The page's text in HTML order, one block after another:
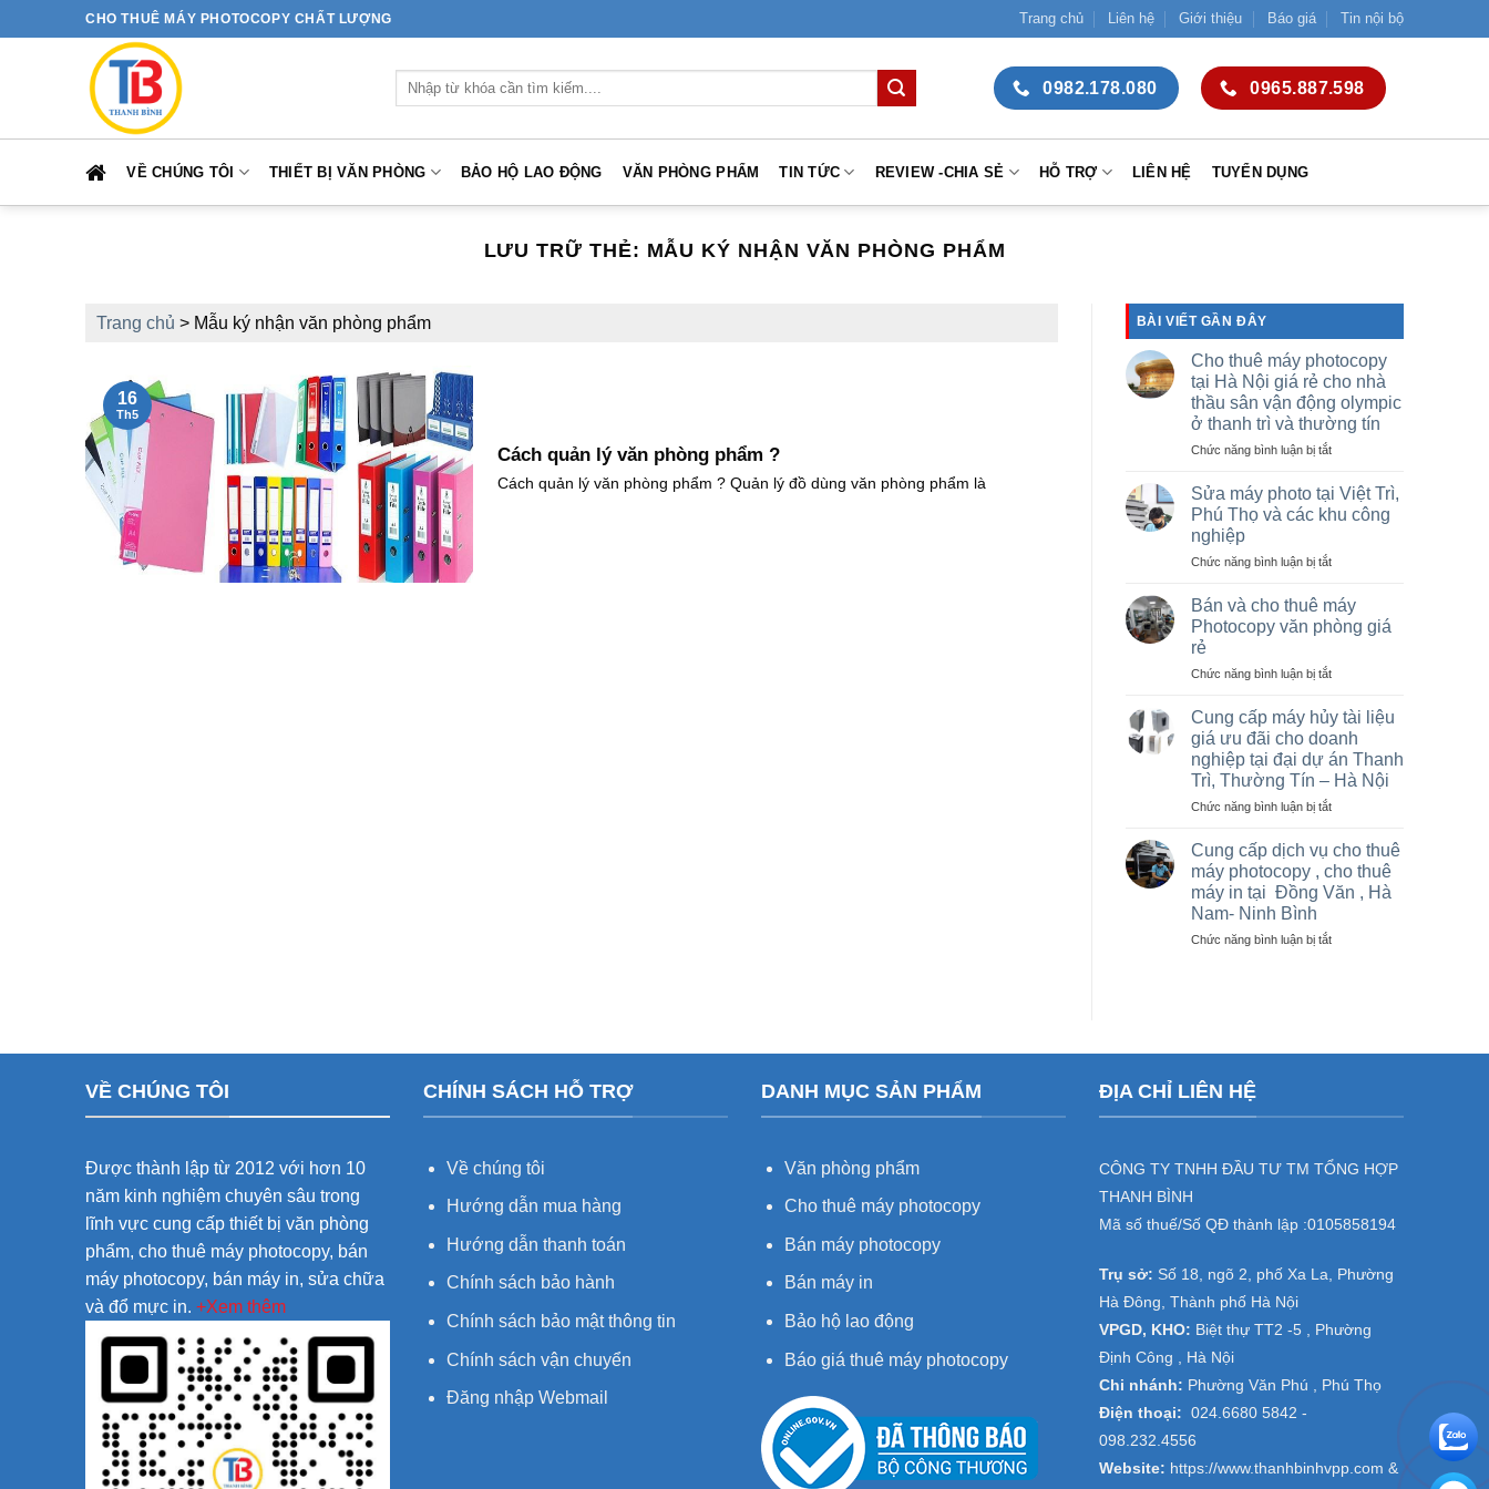
qua
CHO THUÊ MÁY PHOTOCOPY CHẤT LƯỢNG Trang chủ Liên hệ Giới thiệu Báo giá Tin nội bộ
Tìm
kiếm:
0982.178.080 0965.887.598
VỀ CHÚNG TÔI THIẾT BỊ VĂN PHÒNG BẢO HỘ LAO ĐỘNG VĂN PHÒNG PHẨM TIN TỨC REVIEW -CHIA SẺ HỖ TRỢ LIÊN HỆ TUYỂN DỤNG
LƯU TRỮ THẺ: MẪU KÝ NHẬN VĂN PHÒNG PHẨM
Trang chủ > Mẫu ký nhận văn phòng phẩm
Cách quản lý văn phòng phẩm ?
Cách quản lý văn phòng phẩm ? Quản lý đồ dùng văn phòng phẩm là
16
Th5
BÀI VIẾT GẦN ĐÂY
Cho thuê máy photocopy
tại Hà Nội giá rẻ cho nhà
thầu sân vận động olympic
ở thanh trì và thường tín
Chức năng bình luận bị tắtở
thuê
máy
photocopy
Hà
giá
rẻ
cho
thầu
vận
động
olympic
ở
thanh
trì
thường
tín
Sửa máy photo tại Việt Trì,
Phú Thọ và các khu công
nghiệp
Chức năng bình luận bị tắtở
máy
photo
tại
Trì,
Thọ
và
các
khu
công
nghiệp
Bán và cho thuê máy
Photocopy văn phòng giá
rẻ
Chức năng bình luận bị tắtở
cho
thuê
máy
Photocopy
văn
giá
rẻ
Cung cấp máy hủy tài liệu
giá ưu đãi cho doanh
nghiệp tại đại dự án Thanh
Trì, Thường Tín – Hà Nội
Chức năng bình luận bị tắtở
cấp
máy
hủy
tài
giá
Thường
Hà
Cung cấp dịch vụ cho thuê
máy photocopy , cho thuê
máy in tại Đồng Văn , Hà
Nam- Ninh Bình
Chức năng bình luận bị tắtở
thuê
máy
Đồng
Hà
Bình
VỀ CHÚNG TÔI
Được thành lập từ 2012 với hơn 10
năm kinh nghiệm chuyên sâu trong
lĩnh vực cung cấp thiết bị văn phòng
phẩm, cho thuê máy photocopy, bán
máy photocopy, bán máy in, sửa chữa
và đổ mực in. +Xem thêm
CHÍNH SÁCH HỖ TRỢ
Về chúng tôi
Hướng dẫn mua hàng
Hướng dẫn thanh toán
Chính sách bảo hành
Chính sách bảo mật thông tin
Chính sách vận chuyển
Đăng nhập Webmail
DANH MỤC SẢN PHẨM
Văn phòng phẩm
Cho thuê máy photocopy
Bán máy photocopy
Bán máy in
Bảo hộ lao động
Báo giá thuê máy photocopy
ĐỊA CHỈ LIÊN HỆ
CÔNG TY TNHH ĐẦU TƯ TM TỔNG HỢP
THANH BÌNH
Mã số thuế/Số QĐ thành lập :0105858194
Trụ sở: Số 18, ngõ 2, phố Xa La, Phường
Hà Đông, Thành phố Hà Nội
VPGD, KHO: Biệt thự TT2 -5 , Phường
Định Công , Hà Nội
Chi nhánh: Phường Văn Phú , Phú Thọ
Điện thoại: 024.6680 5842 -
098.232.4556
Website: https://www.thanhbinhvpp.com &